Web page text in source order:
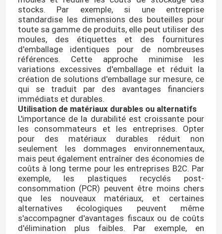
Visite d'usine
Contrôle de la qualité
Contact
Demande de soumission
Bouteilles en verre
pots en verre
Coupe en verre
stocks. Par exemple, si une entreprise
standardise les dimensions des bouteilles pour
toute sa gamme de produits, elle peut utiliser des
moules, des étiquettes et des fournitures
d'emballage identiques pour de nombreuses
références. Cette approche minimise les
variations excessives d'emballage et réduit la
création de solutions d'emballage sur mesure, ce
qui se traduit par des avantages financiers
immédiats et durables.
Utilisation de matériaux durables ou alternatifs
L'importance de la durabilité est croissante pour
les consommateurs et les entreprises. Opter
pour des matériaux durables réduit non
seulement les dommages environnementaux,
mais peut également entraîner des économies de
coûts à long terme pour les entreprises B2C. Par
exemple, les plastiques recyclés post-
consommation (PCR) peuvent être moins chers
que les nouveaux matériaux, et certaines
alternatives écologiques peuvent même
s'accompagner d'avantages fiscaux ou de coûts
d'élimination plus faibles. Par exemple, en